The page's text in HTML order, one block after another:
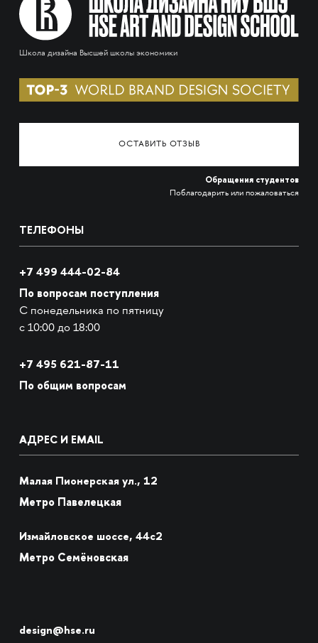
Школа дизайна Высшей школы экономики
ОСТАВИТЬ ОТЗЫВ
Обращения студентов
Поблагодарить или пожаловаться
ТЕЛЕФОНЫ
+7 499 444-02-84
По вопросам поступления
С понедельника по пятницу
с 10:00 до 18:00
+7 495 621-87-11
По общим вопросам
АДРЕС И EMAIL
Малая Пионерская ул., 12
Метро Павелецкая
Измайловское шоссе, 44с2
Метро Семёновская
design@hse.ru